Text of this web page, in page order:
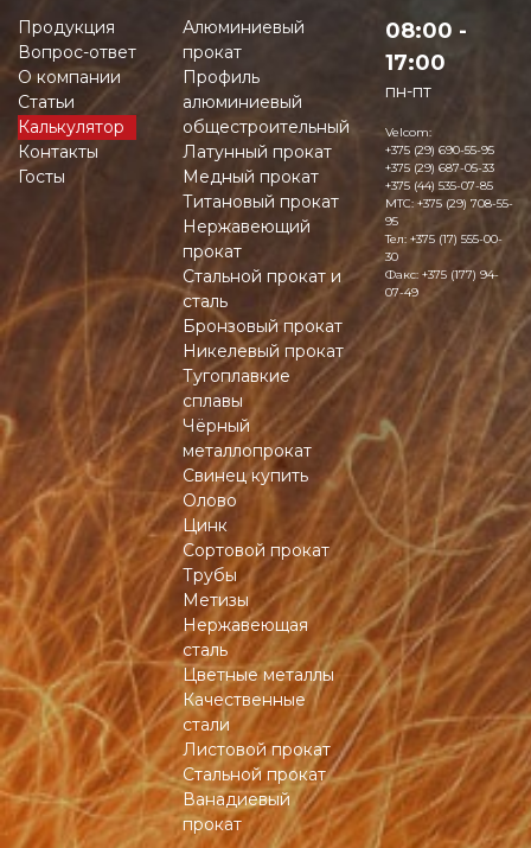
Продукция
Вопрос-ответ
О компании
Статьи
Калькулятор
Контакты
Госты
Алюминиевый
прокат
Профиль
алюминиевый
общестроительный
Латунный прокат
Медный прокат
Титановый прокат
Нержавеющий
прокат
Стальной прокат и
сталь
Бронзовый прокат
Никелевый прокат
Тугоплавкие
сплавы
Чёрный
металлопрокат
Свинец купить
Олово
Цинк
Сортовой прокат
Трубы
Метизы
Нержавеющая
сталь
Цветные металлы
Качественные
стали
Листовой прокат
Стальной прокат
Ванадиевый
прокат
08:00 -
17:00
пн-пт
Velcom:
+375 (29) 690-55-95
+375 (29) 687-05-33
+375 (44) 535-07-85
MTC:+375 (29) 708-55-
95
Тел: +375 (17) 555-00-
30
Факс: +375 (177) 94-
07-49